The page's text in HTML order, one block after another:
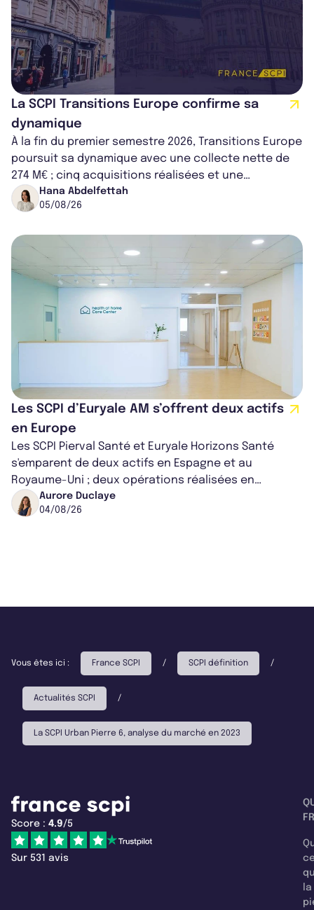
La SCPI Transitions Europe confirme sa
dynamique
À la fin du premier semestre 2026, Transitions Europe
poursuit sa dynamique avec une collecte nette de
274 M€ ; cinq acquisitions réalisées et une
capitalisation portée à 1,38 Md€....
Hana Abdelfettah
05/08/26
Les SCPI d’Euryale AM s’offrent deux actifs
en Europe
Les SCPI Pierval Santé et Euryale Horizons Santé
s'emparent de deux actifs en Espagne et au
Royaume-Uni ; deux opérations réalisées en
partenariat. Ces co-acquisitions permettent a...
Aurore Duclaye
04/08/26
Vous êtes ici : France SCPI / SCPI définition /
Actualités SCPI /
La SCPI Urban Pierre 6, analyse du marché en 2023
Score : 4.9/5
Sur 531 avis
la